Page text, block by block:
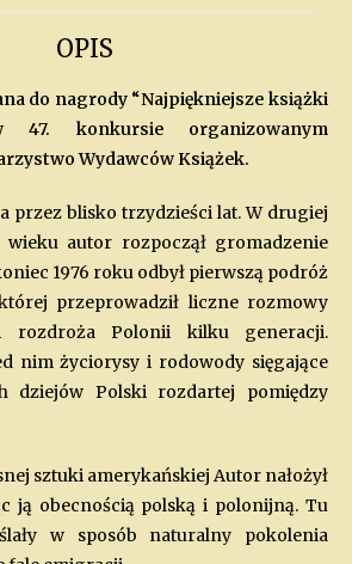
OPIS
do nagrody “Najpiękniejsze książki
konkursie organizowanym
Wydawców Książek.
przez blisko trzydzieści lat. W drugiej
wieku autor rozpoczął gromadzenie
1976 roku odbył pierwszą podróż
przeprowadził liczne rozmowy
rozdroża Polonii kilku generacji.
nim życiorysy i rodowody sięgające
dziejów Polski rozdartej pomiędzy
sztuki amerykańskiej Autor nałożył
ją obecnością polską i polonijną. Tu
w sposób naturalny pokolenia